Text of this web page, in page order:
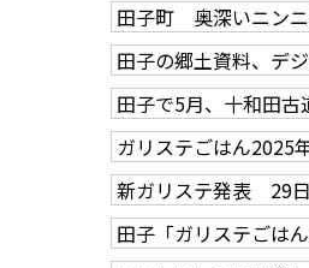
田子町 奥深いニン
田子の郷土資料、デ
田子で5月、十和田
ガリステごはん2025
新ガリステ発表 29
田子「ガリステごは